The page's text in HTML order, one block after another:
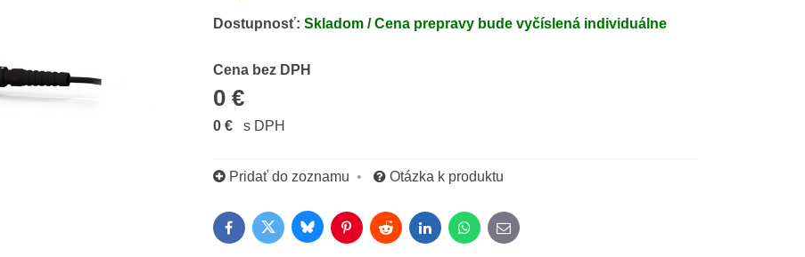
Dostupnosť: Skladom / Cena prepravy bude vyčíslená individuálne
Cena bez DPH
0 €
Cena s DPH
0 € s DPH
Pridať do zoznamu Otázka k produktu
FacebookTwitterBlueskyPinterestRedditLinkedInWhatsApp
E-mail